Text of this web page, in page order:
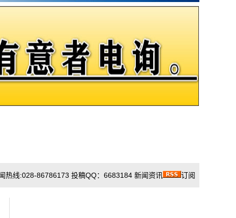
热线:028-86786173 投稿QQ：6683184 新闻资讯 订阅